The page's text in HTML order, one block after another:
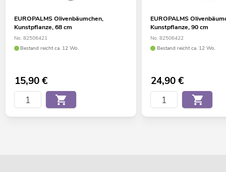
EUROPALMS Olivenbäumchen,
Kunstpflanze, 68 cm
No. 82506421
Bestand reicht ca. 12 Wo.
15,90€
EUROPALMS
Kunstpflanze, 90 cm
No. 82506422
Bestand reicht ca. 12 Wo.
24,90€